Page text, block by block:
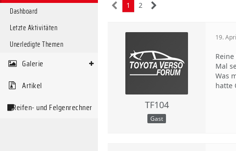
Dashboard
Letzte Aktivitäten
Unerledigte Themen
Galerie
Artikel
Reifen- und Felgenrechner
1 2
TF104
Gast
19.
Mal
Was
hatte